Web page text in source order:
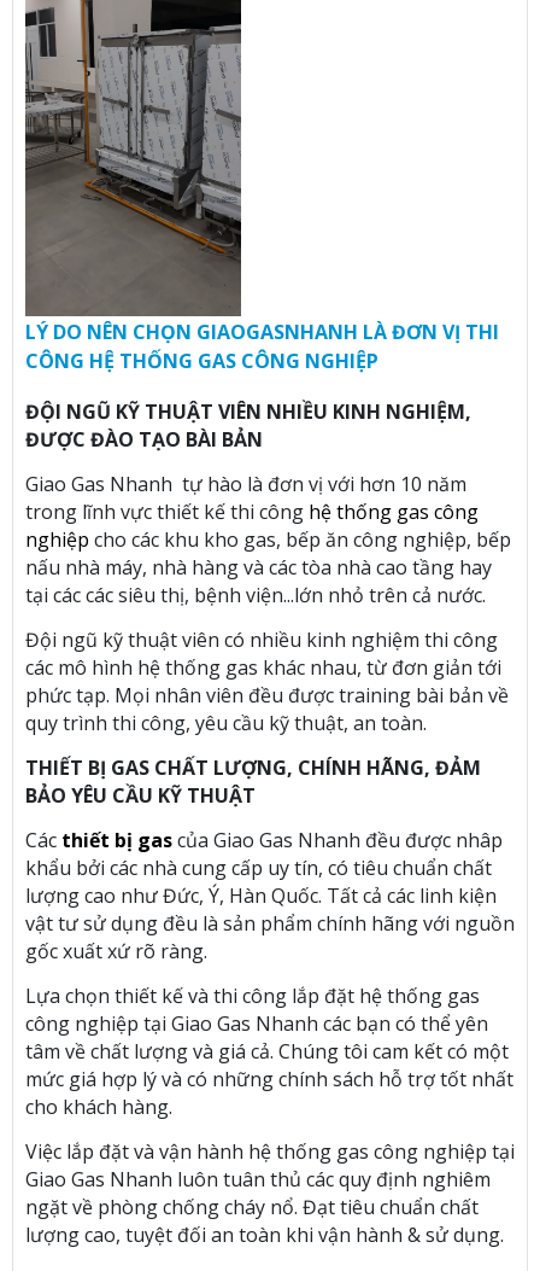
LÝ DO NÊN CHỌN GIAOGASNHANH LÀ ĐƠN VỊ THI
CÔNG HỆ THỐNG GAS CÔNG NGHIỆP
ĐỘI NGŨ KỸ THUẬT VIÊN NHIỀU KINH NGHIỆM,
ĐƯỢC ĐÀO TẠO BÀI BẢN
Giao Gas Nhanh tự hào là đơn vị với hơn 10 năm
trong lĩnh vực thiết kế thi công hệ thống gas công
nghiệp cho các khu kho gas, bếp ăn công nghiệp, bếp
nấu nhà máy, nhà hàng và các tòa nhà cao tầng hay
tại các các siêu thị, bệnh viện...lớn nhỏ trên cả nước.
Đội ngũ kỹ thuật viên có nhiều kinh nghiệm thi công
các mô hình hệ thống gas khác nhau, từ đơn giản tới
phức tạp. Mọi nhân viên đều được training bài bản về
quy trình thi công, yêu cầu kỹ thuật, an toàn.
THIẾT BỊ GAS CHẤT LƯỢNG, CHÍNH HÃNG, ĐẢM
BẢO YÊU CẦU KỸ THUẬT
Các thiết bị gascủa Giao Gas Nhanh đều được nhâp
khẩu bởi các nhà cung cấp uy tín, có tiêu chuẩn chất
lượng cao như Đức, Ý, Hàn Quốc. Tất cả các linh kiện
vật tư sử dụng đều là sản phẩm chính hãng với nguồn
gốc xuất xứ rõ ràng.
Lựa chọn thiết kế và thi công lắp đặt hệ thống gas
công nghiệp tại Giao Gas Nhanh các bạn có thể yên
tâm về chất lượng và giá cả. Chúng tôi cam kết có một
mức giá hợp lý và có những chính sách hỗ trợ tốt nhất
cho khách hàng.
Việc lắp đặt và vận hành hệ thống gas công nghiệp tại
Giao Gas Nhanh luôn tuân thủ các quy định nghiêm
ngặt về phòng chống cháy nổ. Đạt tiêu chuẩn chất
lượng cao, tuyệt đối an toàn khi vận hành & sử dụng.